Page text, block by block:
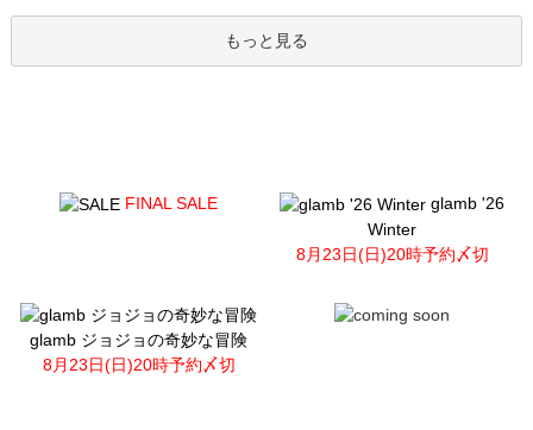
もっと見る
FINAL SALE
glamb '26
Winter
8月23日(日)20時予約〆切
glamb ジョジョの奇妙な冒険
8月23日(日)20時予約〆切